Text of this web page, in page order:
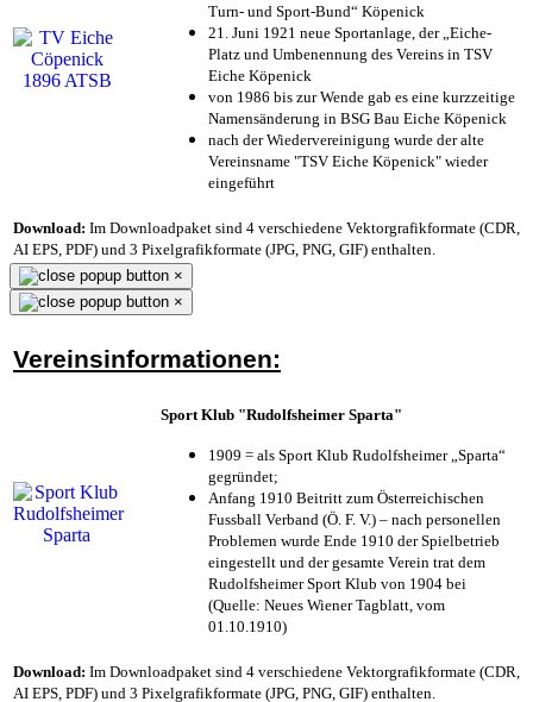
Turn- und Sport-Bund“ Köpenick
21. Juni 1921 neue Sportanlage, der „Eiche-
Platz und Umbenennung des Vereins in TSV
Eiche Köpenick
von 1986 bis zur Wende gab es eine kurzzeitige
Namensänderung in BSG Bau Eiche Köpenick
nach der Wiedervereinigung wurde der alte
Vereinsname "TSV Eiche Köpenick" wieder
eingeführt
Download: Im Downloadpaket sind 4 verschiedene Vektorgrafikformate (CDR,
AI EPS, PDF) und 3 Pixelgrafikformate (JPG, PNG, GIF) enthalten.
×
×
Vereinsinformationen:
Sport Klub "Rudolfsheimer Sparta"
1909 = als Sport Klub Rudolfsheimer „Sparta“
gegründet;
Anfang 1910 Beitritt zum Österreichischen
Fussball Verband (Ö. F. V.) – nach personellen
Problemen wurde Ende 1910 der Spielbetrieb
eingestellt und der gesamte Verein trat dem
Rudolfsheimer Sport Klub von 1904 bei
(Quelle: Neues Wiener Tagblatt, vom
01.10.1910)
Download: Im Downloadpaket sind 4 verschiedene Vektorgrafikformate (CDR,
AI EPS, PDF) und 3 Pixelgrafikformate (JPG, PNG, GIF) enthalten.